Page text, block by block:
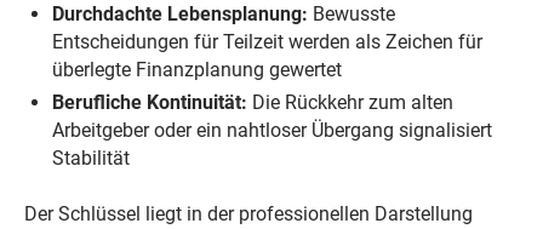
Durchdachte Lebensplanung: Bewusste
Entscheidungen für Teilzeit werden als Zeichen für
überlegte Finanzplanung gewertet
Berufliche Kontinuität: Die Rückkehr zum alten
Arbeitgeber oder ein nahtloser Übergang signalisiert
Stabilität
Der Schlüssel liegt in der professionellen Darstellung